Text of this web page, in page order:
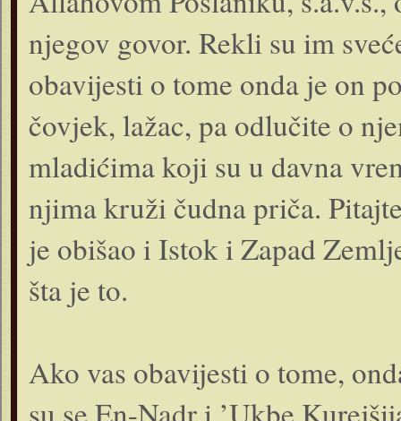
njegov govor. Rekli su im
obavijesti o tome onda je on
čovjek, lažac, pa odlučite o
mladićima koji su u davna
njima kruži čudna priča.
je obišao i Istok i Zapad
šta je to.
Ako vas obavijesti o tome,
su se En-Nadr i ’Ukbe